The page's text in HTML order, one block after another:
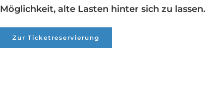
Möglichkeit, alte Lasten hinter sich zu lassen.
Zur Ticketreservierung